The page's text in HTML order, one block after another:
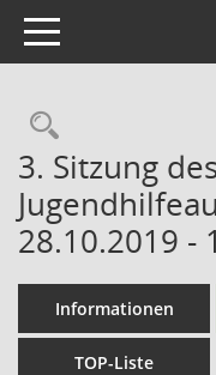
Toggle navigation
3. Sitzung
28.10.2019 -
Informationen
TOP-Liste